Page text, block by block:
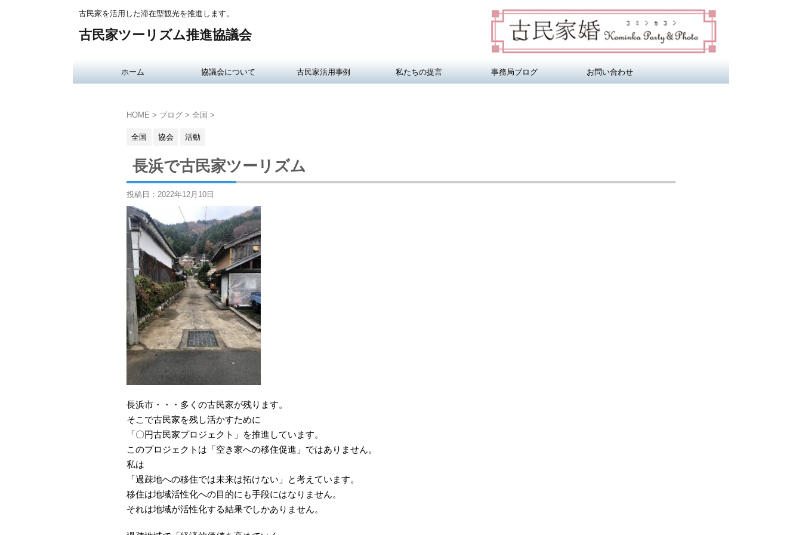
古民家を活用した滞在型観光を推進します。
古民家ツーリズム推進協議会
ホーム 協議会について 古民家活用事例 私たちの提言 事務局ブログ お問い合わせ
HOME > ブログ > 全国 >
全国 協会 活動
長浜で古民家ツーリズム
投稿日： 2022年12月10日
長浜市・・・多くの古民家が残ります。
そこで古民家を残し活かすために
「〇円古民家プロジェクト」を推進しています。
このプロジェクトは「空き家への移住促進」ではありません。
私は
「過疎地への移住では未来は拓けない」と考えています。
移住は地域活性化への目的にも手段にはなりません。
それは地域が活性化する結果でしかありません。